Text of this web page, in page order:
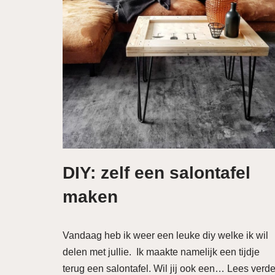
DIY: zelf een salontafel
maken
Vandaag heb ik weer een leuke diy welke ik wil
delen met jullie. Ik maakte namelijk een tijdje
terug een salontafel. Wil jij ook een… Lees